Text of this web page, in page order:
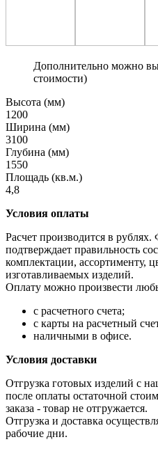
Дополнительно можно
стоимости)
Высота (мм)
1200
Ширина (мм)
3100
Глубина (мм)
1550
Площадь (кв.м.)
4,8
Условия оплаты
Расчет производится в
подтверждает правильность
комплектации, ассортименту,
изготавливаемых изделий.
Оплату можно произвести
с расчетного счета;
с карты на расчетный
наличными в офисе.
Условия доставки
Отгрузка готовых изделий с
после оплаты остаточной
заказа - товар не отгружается.
Отгрузка и доставка
рабочие дни.